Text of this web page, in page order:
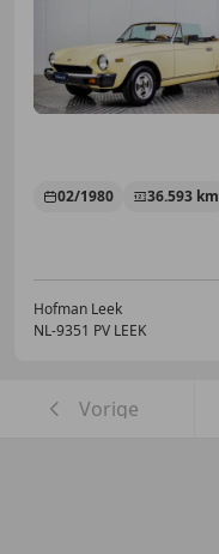
02/1980 36.593 km
Hofman Leek
NL-9351 PV LEEK
Vorige